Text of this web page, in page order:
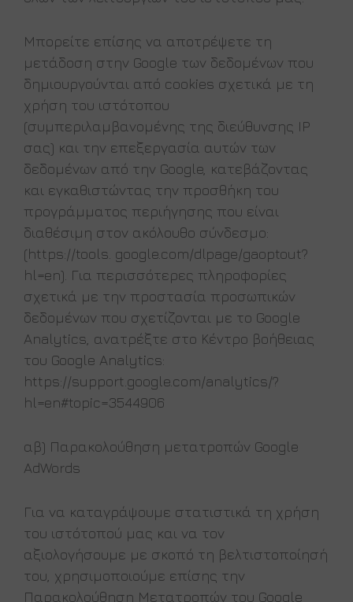
Μπορείτε επίσης να αποτρέψετε τη
μετάδοση στην Google των δεδομένων που
δημιουργούνται από cookies σχετικά με τη
χρήση του ιστότοπου
(συμπεριλαμβανομένης της διεύθυνσης IP
σας) και την επεξεργασία αυτών των
δεδομένων από την Google, κατεβάζοντας
και εγκαθιστώντας την προσθήκη του
προγράμματος περιήγησης που είναι
διαθέσιμη στον ακόλουθο σύνδεσμο:
(https://tools. google.com/dlpage/gaoptout?
hl=en). Για περισσότερες πληροφορίες
σχετικά με την προστασία προσωπικών
δεδομένων που σχετίζονται με το Google
Analytics, ανατρέξτε στο Κέντρο βοήθειας
του Google Analytics:
https://support.google.com/analytics/?
hl=en#topic=3544906
αβ) Παρακολούθηση μετατροπών Google
AdWords
Για να καταγράψουμε στατιστικά τη χρήση
του ιστότοπού μας και να τον
αξιολογήσουμε με σκοπό τη βελτιστοποίησή
του, χρησιμοποιούμε επίσης την
Παρακολούθηση Μετατροπών του Google